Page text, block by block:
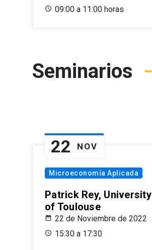
09:00 a 11:00 horas
Seminarios
22 NOV
Microeconomía Aplicada
Patrick Rey, University
of Toulouse
22 de Noviembre de 2022
15:30 a 17:30